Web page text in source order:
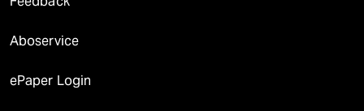
Aboservice
ePaper Login